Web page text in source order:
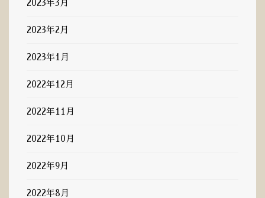
2023年3月
2023年2月
2023年1月
2022年12月
2022年11月
2022年10月
2022年9月
2022年8月